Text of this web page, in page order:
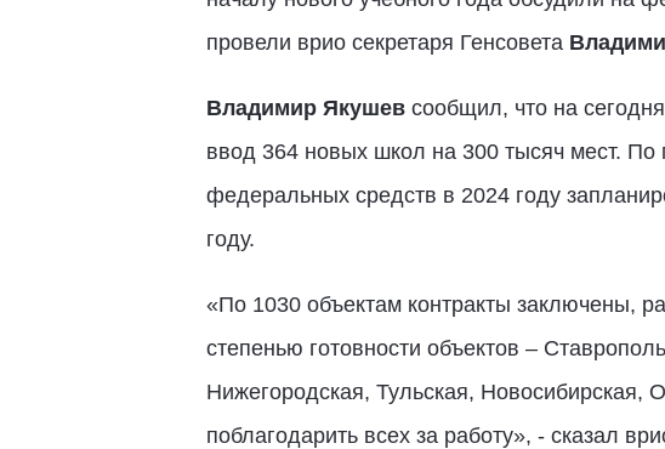
провели врио секретаря Генсовета
Владимир Якушевсообщил, что на
ввод 364 новых школ на 300 тысяч мест.
федеральных средств в 2024 году
году.
«По 1030 объектам контракты заключены,
степенью готовности объектов –
Нижегородская, Тульская, Новосибирская,
поблагодарить всех за работу», - сказал